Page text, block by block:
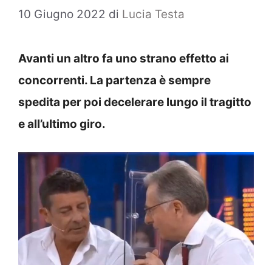
10 Giugno 2022 di Lucia Testa
Avanti un altro fa uno strano effetto ai
concorrenti. La partenza è sempre
spedita per poi decelerare lungo il tragitto
e all’ultimo giro.